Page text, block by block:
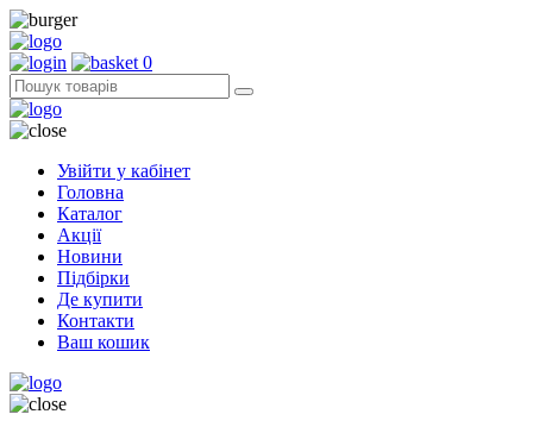
0
Увійти у кабінет
Головна
Каталог
Акції
Новини
Підбірки
Де купити
Контакти
Ваш кошик